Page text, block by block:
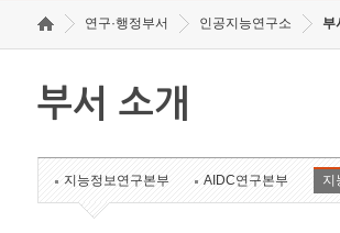
연구·행정부서 인공지능연구소 부
부서 소개
지능정보연구본부 AIDC연구본부 지